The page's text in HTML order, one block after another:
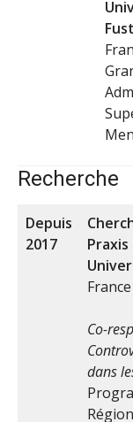
Recherche
Depuis
2017
Praxis
France
Co-
dans